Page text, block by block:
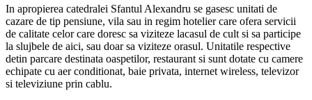
In apropierea catedralei Sfantul Alexandru se gasesc unitati de
cazare de tip pensiune, vila sau in regim hotelier care ofera servicii
de calitate celor care doresc sa viziteze lacasul de cult si sa participe
la slujbele de aici, sau doar sa viziteze orasul. Unitatile respective
detin parcare destinata oaspetilor, restaurant si sunt dotate cu camere
echipate cu aer conditionat, baie privata, internet wireless, televizor
si televiziune prin cablu.